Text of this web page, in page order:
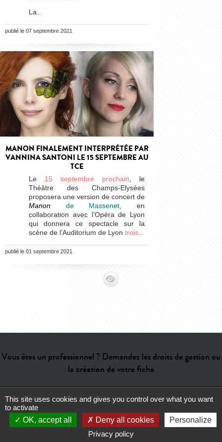
La …
publié le 07 septembre 2021
MANON FINALEMENT INTERPRÉTÉE PAR
VANNINA SANTONI LE 15 SEPTEMBRE AU
TCE
Le 15 septembre prochain , le
Théâtre des Champs-Elysées
proposera une version de concert de
Manon de Massenet , en
collaboration avec l’Opéra de Lyon
qui donnera ce spectacle sur la
scène de l’Auditorium de Lyon trois…
publié le 01 septembre 2021
Vous êtes un professionnel ? Demandez les droits de gestion ou
la création de votre fiche
Aide-Contact-Admin-Lexique-CGU-Qui sommes-nous ?-
This site uses cookies and gives you control over what you want
to activate
OK, accept all
Deny all cookies
Personalize
Privacy policy